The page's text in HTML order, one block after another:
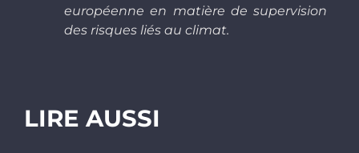
européenne en matière de supervision
des risques liés au climat.
LIRE AUSSI